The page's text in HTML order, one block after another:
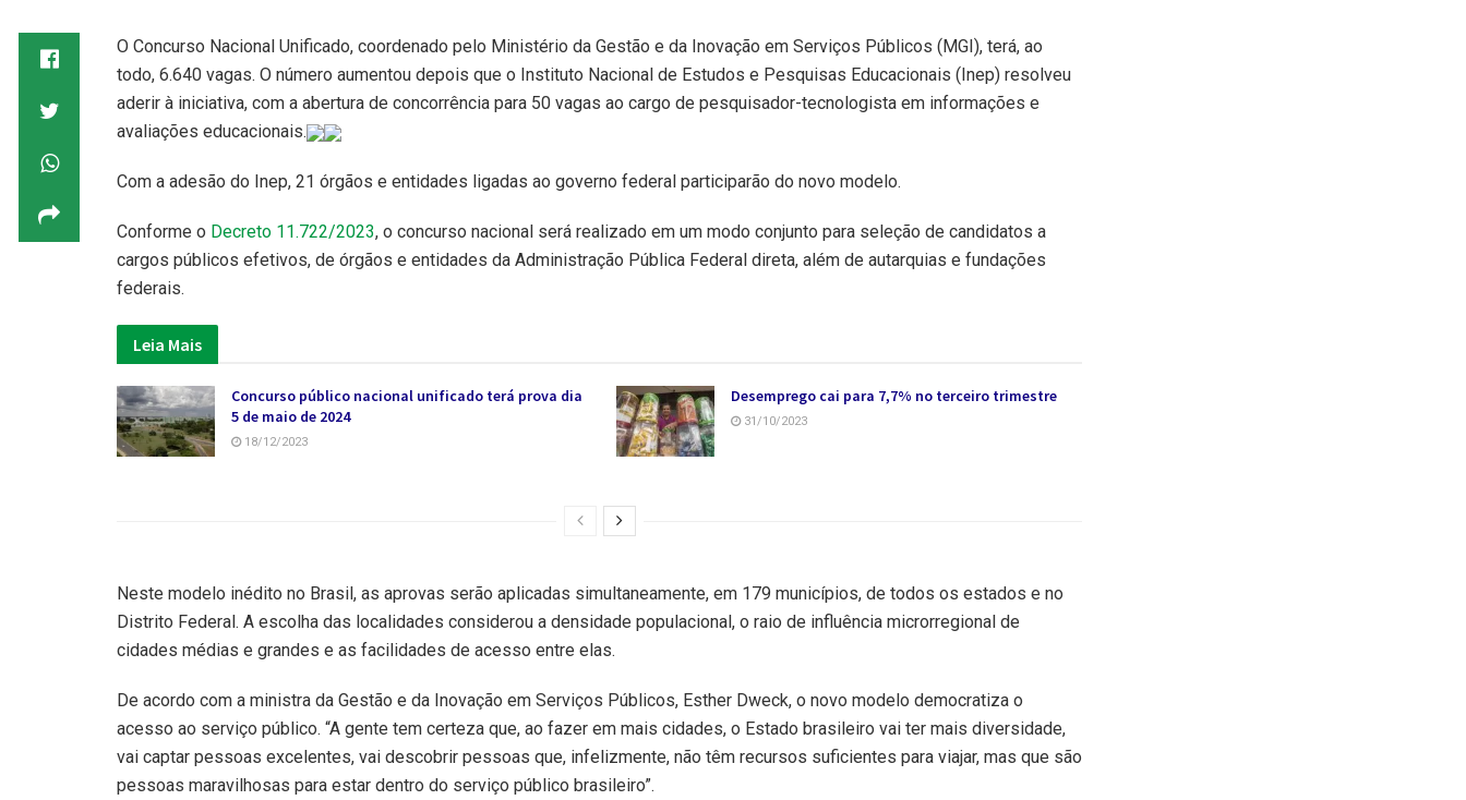
O Concurso Nacional Unificado, coordenado pelo Ministério da Gestão e da Inovação em Serviços Públicos (MGI), terá, ao
todo, 6.640 vagas. O número aumentou depois que o Instituto Nacional de Estudos e Pesquisas Educacionais (Inep) resolveu
aderir à iniciativa, com a abertura de concorrência para 50 vagas ao cargo de pesquisador-tecnologista em informações e
avaliações educacionais.
Com a adesão do Inep, 21 órgãos e entidades ligadas ao governo federal participarão do novo modelo.
Conforme o Decreto 11.722/2023, o concurso nacional será realizado em um modo conjunto para seleção de candidatos a
cargos públicos efetivos, de órgãos e entidades da Administração Pública Federal direta, além de autarquias e fundações
federais.
Leia Mais
Concurso público nacional unificado terá prova dia
5 de maio de 2024
18/12/2023
Desemprego cai para 7,7% no terceiro trimestre
31/10/2023
Neste modelo inédito no Brasil, as aprovas serão aplicadas simultaneamente, em 179 municípios, de todos os estados e no
Distrito Federal. A escolha das localidades considerou a densidade populacional, o raio de influência microrregional de
cidades médias e grandes e as facilidades de acesso entre elas.
De acordo com a ministra da Gestão e da Inovação em Serviços Públicos, Esther Dweck, o novo modelo democratiza o
acesso ao serviço público. “A gente tem certeza que, ao fazer em mais cidades, o Estado brasileiro vai ter mais diversidade,
vai captar pessoas excelentes, vai descobrir pessoas que, infelizmente, não têm recursos suficientes para viajar, mas que são
pessoas maravilhosas para estar dentro do serviço público brasileiro”.